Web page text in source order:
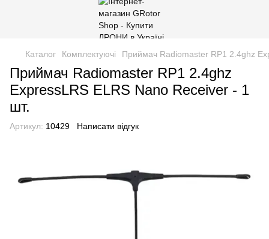
Каталог Комплектуючі Приймач Radiomaster RP1 2.4ghz
Приймач Radiomaster RP1 2.4ghz
ExpressLRS ELRS Nano Receiver - 1
шт.
Артикул: 10429 Написати відгук